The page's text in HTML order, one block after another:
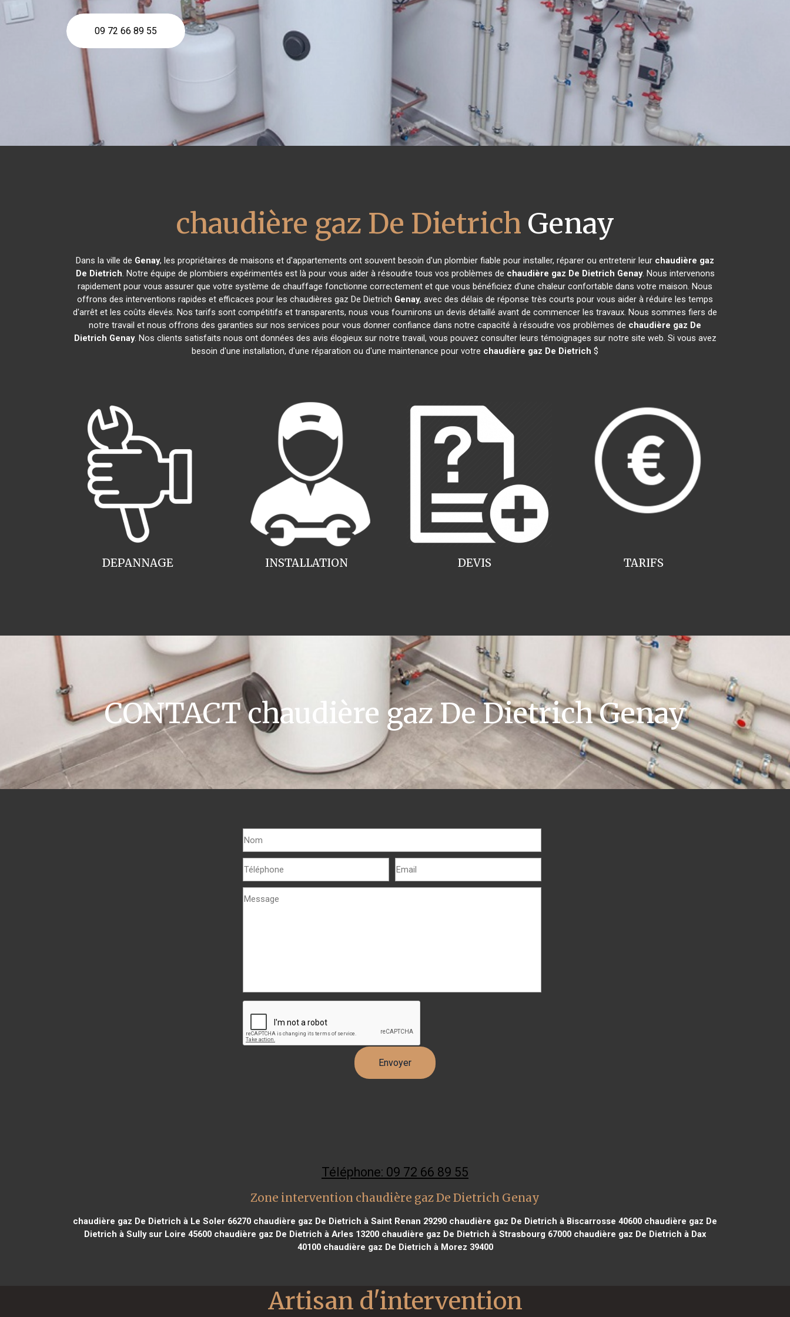
09 72 66 89 55
chaudière gaz De Dietrich Genay
Dans la ville de Genay, les propriétaires de maisons et d'appartements ont souvent besoin d'un plombier fiable pour installer, réparer ou entretenir leur chaudière gaz
De Dietrich. Notre équipe de plombiers expérimentés est là pour vous aider à résoudre tous vos problèmes de chaudière gaz De Dietrich Genay. Nous intervenons
rapidement pour vous assurer que votre système de chauffage fonctionne correctement et que vous bénéficiez d'une chaleur confortable dans votre maison. Nous
offrons des interventions rapides et efficaces pour les chaudières gaz De Dietrich Genay, avec des délais de réponse très courts pour vous aider à réduire les temps
d'arrêt et les coûts élevés. Nos tarifs sont compétitifs et transparents, nous vous fournirons un devis détaillé avant de commencer les travaux. Nous sommes fiers de
notre travail et nous offrons des garanties sur nos services pour vous donner confiance dans notre capacité à résoudre vos problèmes de chaudière gaz De
Dietrich Genay. Nos clients satisfaits nous ont données des avis élogieux sur notre travail, vous pouvez consulter leurs témoignages sur notre site web. Si vous avez
besoin d'une installation, d'une réparation ou d'une maintenance pour votre chaudière gaz De Dietrich $
INSTALLATION
DEPANNAGE TARIFS
DEVIS
CONTACT chaudière gaz De Dietrich Genay
Téléphone: 09 72 66 89 55
Zone intervention chaudière gaz De Dietrich Genay
chaudière gaz De Dietrich à Le Soler 66270 chaudière gaz De Dietrich à Saint Renan 29290 chaudière gaz De Dietrich à Biscarrosse 40600 chaudière gaz De
Dietrich à Sully sur Loire 45600 chaudière gaz De Dietrich à Arles 13200 chaudière gaz De Dietrich à Strasbourg 67000 chaudière gaz De Dietrich à Dax
40100chaudière gaz De Dietrich à Morez 39400
Artisan d'intervention